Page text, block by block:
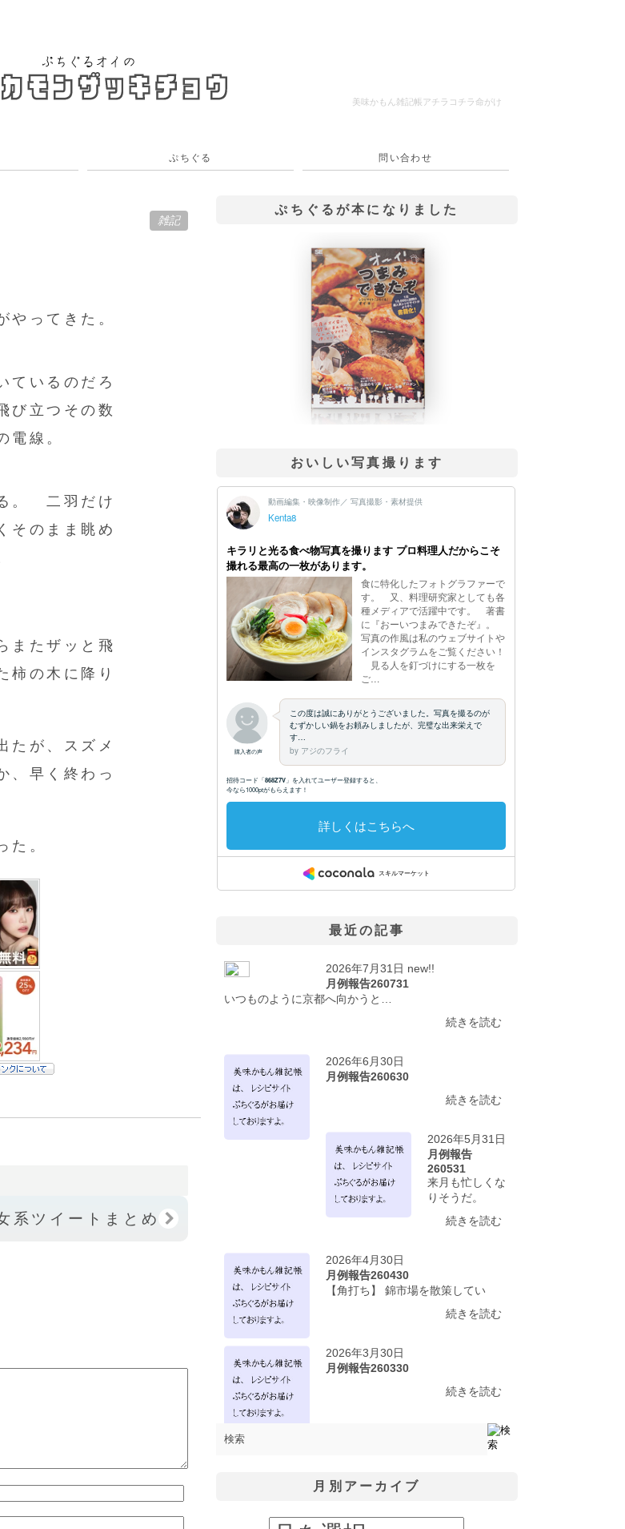
美味かもん雑記帳 アチラコチラ命がけ
ぷちぐる 問い合わせ
雑記
やってきた。
ているのだろ
び立つその数
線。
。 二羽だけ
そのまま眺め
またザッと飛
の木に降り
たが、スズメ
、早く終わっ
た。
系ツイートまとめ
ぷちぐるが本になりました
おいしい写真撮ります
最近の記事
2026年7月31日 new!!
月例報告260731
いつものように京都へ向かうと…
続きを読む
2026年6月30日
月例報告260630
続きを読む
2026年5月31日
月例報告
260531
来月も忙しくな
りそうだ。
続きを読む
2026年4月30日
月例報告260430
【角打ち】 錦市場を散策してい
続きを読む
2026年3月30日
月例報告260330
続きを読む
月別アーカイブ